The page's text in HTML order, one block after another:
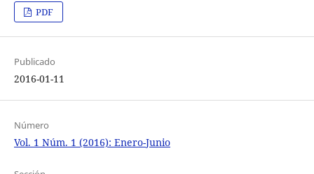
PDF
Publicado
2016-01-11
Número
Vol. 1 Núm. 1 (2016): Enero-Junio